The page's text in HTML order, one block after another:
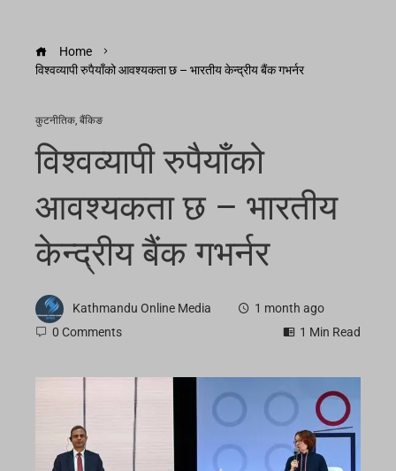
Home
विश्वव्यापी रुपैयाँको आवश्यकता छ – भारतीय केन्द्रीय बैंक गभर्नर
कुटनीतिक, बैंकिङ
विश्वव्यापी रुपैयाँको
आवश्यकता छ – भारतीय
केन्द्रीय बैंक गभर्नर
Kathmandu Online Media
1 month ago
0 Comments
1 Min Read